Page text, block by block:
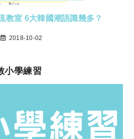
教室 6大韓國潮語識幾多？
2018-10-02
小學練習